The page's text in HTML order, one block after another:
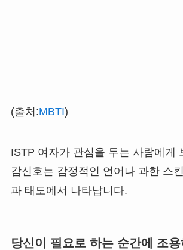
(출처:MBTI)
ISTP 여자가 관심을 두는 사람에게
감신호는 감정적인 언어나 과한 스
과 태도에서 나타납니다.
당신이 필요로 하는 순간에 조